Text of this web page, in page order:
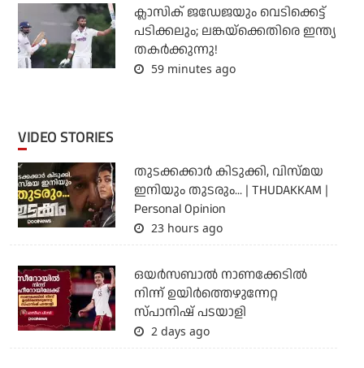
ക്ലാസിക് ജഡേജയും വെടിക്കെട്ട്
പടിക്കലും; ലങ്കയ്‌ക്കെതിരെ ഇന്ത്യ
തകര്‍ക്കുന്നു!
59 minutes ago
VIDEO STORIES
തുടക്കക്കാര്‍ കിടുക്കി, വിസ്മയ
ഇനിയും തുടരും... | THUDAKKAM |
Personal Opinion
23 hours ago
ഒയര്‍സബാൽ നാണക്കേടിൽ
നിന്ന് ഉയിർത്തെഴുന്നേറ്റ
സ്പാനിഷ് പടയാളി
2 days ago